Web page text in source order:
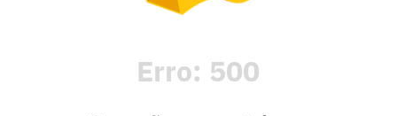
Erro: 500